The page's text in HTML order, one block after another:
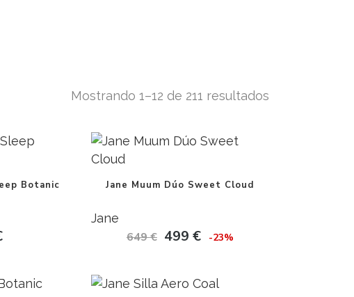
Mostrando 1–12 de 211 resultados
Botanic Jane Muum Dúo Sweet Cloud
Jane
649€ 499 € -23%